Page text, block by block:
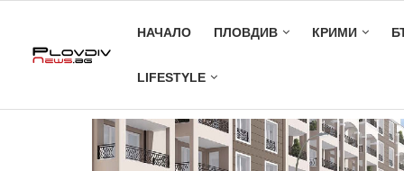
НАЧАЛО ПЛОВДИВ КРИМИ
LIFESTYLE